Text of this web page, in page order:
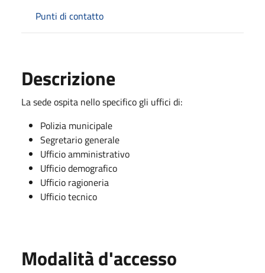
Punti di contatto
Descrizione
La sede ospita nello specifico gli uffici di:
Polizia municipale
Segretario generale
Ufficio amministrativo
Ufficio demografico
Ufficio ragioneria
Ufficio tecnico
Modalità d'accesso